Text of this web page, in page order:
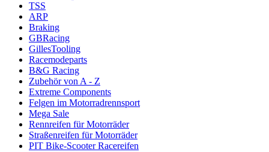
TSS
ARP
Braking
GBRacing
GillesTooling
Racemodeparts
B&G Racing
Zubehör von A - Z
Extreme Components
Felgen im Motorradrennsport
Mega Sale
Rennreifen für Motorräder
Straßenreifen für Motorräder
PIT Bike-Scooter Racereifen